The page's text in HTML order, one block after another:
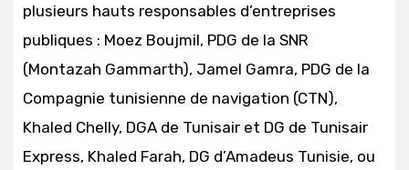
plusieurs hauts responsables d’entreprises
publiques : Moez Boujmil, PDG de la SNR
(Montazah Gammarth), Jamel Gamra, PDG de la
Compagnie tunisienne de navigation (CTN),
Khaled Chelly, DGA de Tunisair et DG de Tunisair
Express, Khaled Farah, DG d’Amadeus Tunisie, ou